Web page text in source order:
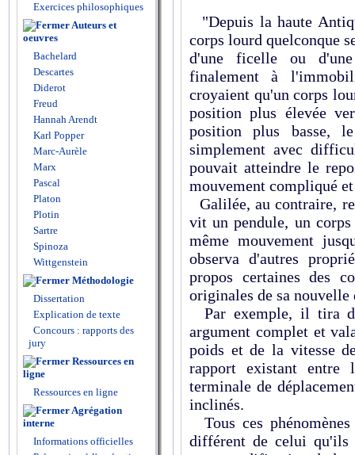
Exercices philosophiques
Auteurs et
oeuvres
Bachelard
Descartes
Diderot
Freud
Hannah Arendt
Karl Popper
Marc-Aurèle
Marx
Pascal
Platon
Plotin
Sartre
Spinoza
Wittgenstein
Méthodologie
Dissertation
Explication de texte
Concours : rapports des
jury
Ressources en
ligne
Ressources en ligne
Agrégation
interne
Informations officielles
"Depuis la haute
corps lourd quelconque
d'une ficelle ou
finalement à
croyaient qu'un corps
position plus élevée
position plus basse,
simplement avec
pouvait atteindre le
mouvement compliqué
Galilée, au contraire,
vit un pendule, un
même mouvement
observa d'autres
propos certaines des
originales de sa nouvelle
Par exemple, il tira
argument complet et
poids et de la vitesse
rapport existant entre
terminale de
inclinés.
Tous ces
différent de celui qu'ils